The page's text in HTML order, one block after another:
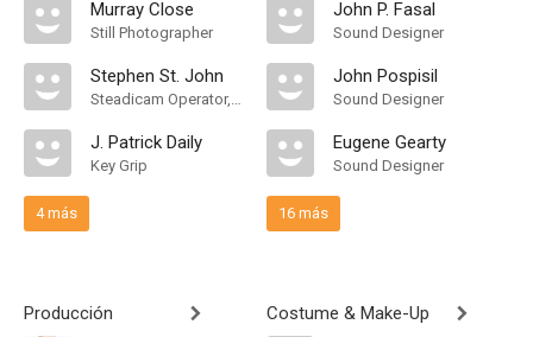
Murray Close
Still Photographer
Stephen St. John
Steadicam Operator, "B" Camera Operator
J. Patrick Daily
Key Grip
4 más
Producción
John P. Fasal
Sound Designer
John Pospisil
Sound Designer
Eugene Gearty
Sound Designer
16 más
Costume & Make-Up